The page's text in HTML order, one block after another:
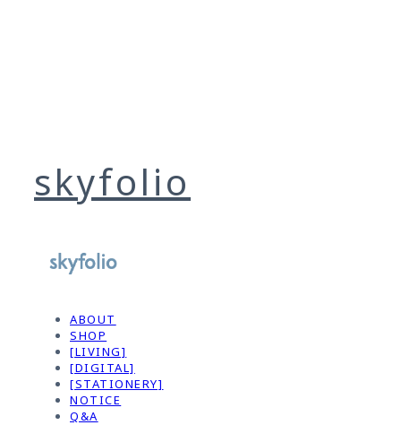
skyfolio
ABOUT
SHOP
[LIVING]
[DIGITAL]
[STATIONERY]
NOTICE
Q&A